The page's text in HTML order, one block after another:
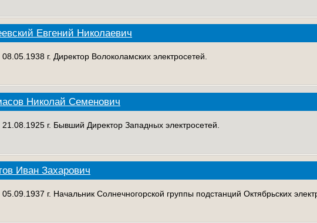
Евгений Николаевич
г. Директор Волоколамских электросетей.
Николай Семенович
21.08.1925 г. Бывший Директор Западных электросетей.
Иван Захарович
г. Начальник Солнечногорской группы подстанций Октябрьских